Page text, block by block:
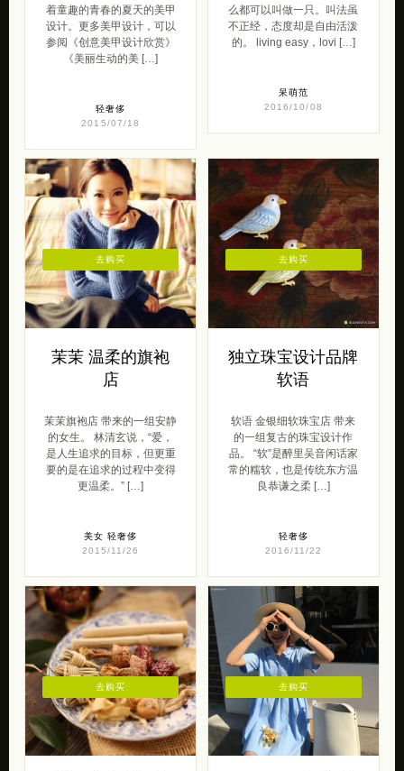
着童趣的青春的夏天的美甲
设计。更多美甲设计，可以
参阅《创意美甲设计欣赏》
《美丽生动的美 […]
轻奢侈
2015/07/18
么都可以叫做一只。叫法虽
不正经，态度却是自由活泼
的。 living easy，lovi […]
呆萌范
2016/10/08
茉茉 温柔的旗袍
店
茉茉旗袍店 带来的一组安静
的女生。 林清玄说，“爱，
是人生追求的目标，但更重
要的是在追求的过程中变得
更温柔。” […]
美女 轻奢侈
2015/11/26
去购买
独立珠宝设计品牌
软语
软语 金银细软珠宝店 带来
的一组复古的珠宝设计作
品。 “软”是醉里吴音闲话家
常的糯软，也是传统东方温
良恭谦之柔 […]
轻奢侈
2016/11/22
去购买
去购买 去购买